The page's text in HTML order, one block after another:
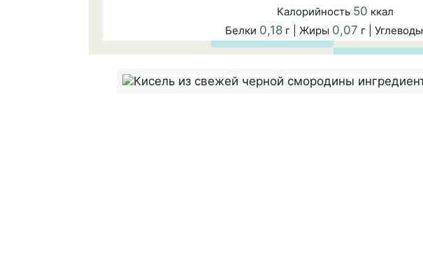
Калорийность 50 ккал
Белки 0,18г | Жиры 0,07 г | Углеводы